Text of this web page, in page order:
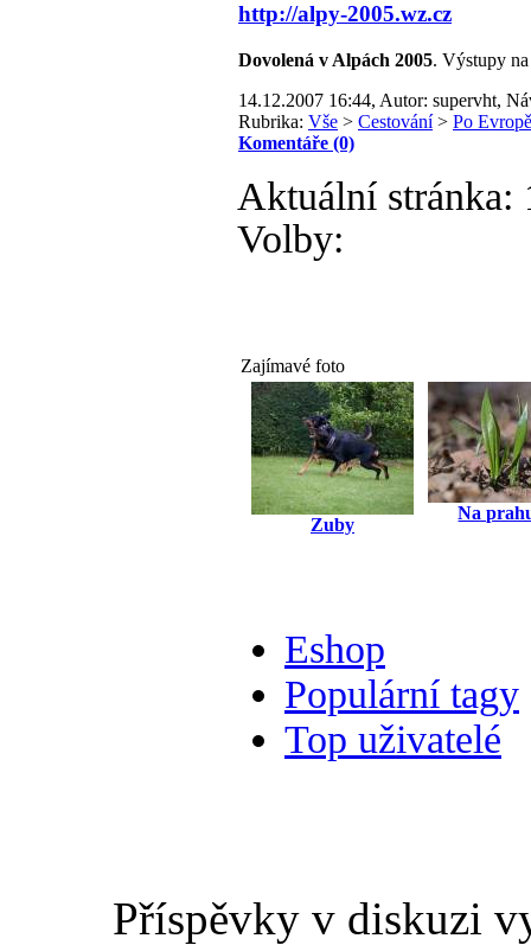
http://alpy-2005.wz.cz
Dovolená v Alpách 2005. Výstupy
14.12.2007 16:44, Autor: supervht,
Rubrika: Vše > Cestování> Po Evropě
Komentáře (0)
Aktuální stránka:
Volby:
Zajímavé foto
Zuby
Na
Eshop
Populární tagy
Top uživatelé
Příspěvky v diskuzi